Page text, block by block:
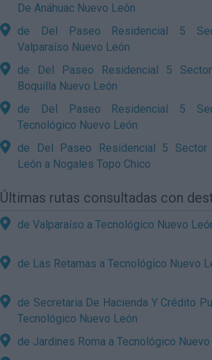
De Anáhuac Nuevo León
de Del Paseo Residencial 5
Valparaíso Nuevo León
de Del Paseo Residencial 5
Boquilla Nuevo León
de Del Paseo Residencial 5
Tecnológico Nuevo León
de Del Paseo Residencial 5 Sector
León a Nogales Topo Chico
Últimas rutas consultadas con
de Valparaíso a Tecnológico Nuevo
de Las Retamas a Tecnológico Nuevo
de Secretaria De Hacienda Y Crédito
Tecnológico Nuevo León
de Jardines Roma a Tecnológico